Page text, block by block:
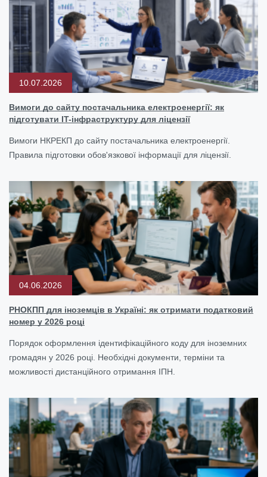
10.07.2026
Вимоги до сайту постачальника електроенергії: як
підготувати IT-інфраструктуру для ліцензії
Вимоги НКРЕКП до сайту постачальника електроенергії.
Правила підготовки обов'язкової інформації для ліцензії.
04.06.2026
РНОКПП для іноземців в Україні: як отримати податковий
номер у 2026 році
Порядок оформлення ідентифікаційного коду для іноземних
громадян у 2026 році. Необхідні документи, терміни та
можливості дистанційного отримання ІПН.